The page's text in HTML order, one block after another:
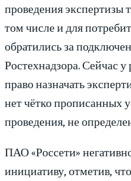
проведения экспертизы
том числе и для
обратились за
Ростехнадзора. Сейчас у
право назначать
нет чётко прописанных
проведения, не
ПАО «Россети»
инициативу, отметив,